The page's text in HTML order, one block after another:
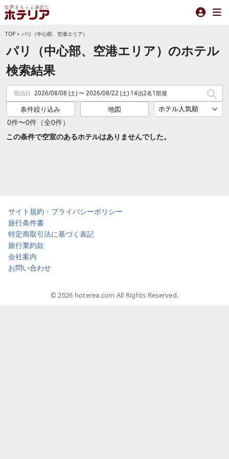
TOP > パリ（中心部、空港エリア）
パリ（中心部、空港エリア）のホテル
検索結果
0件〜0件（全0件）
宿泊日 2026/08/08 (土) 〜 2026/08/22 (土) 14泊2名1部屋
条件絞り込み 地図
この条件で空室のあるホテルはありませんでした。
サイト規約・プライバシーポリシー
旅行条件書
特定商取引法に基づく表記
旅行業約款
会社案内
お問い合わせ
© 2026 hoterea.com All Rights Reserved.